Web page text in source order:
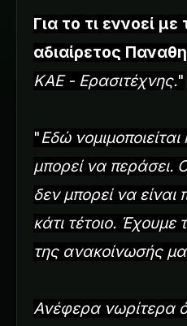
Για το τι εννοεί με
αδιαίρετος
ΚΑΕ - Ερασιτέχνης."
"Εδώ
μπορεί να περάσει.
δεν μπορεί να
κάτι τέτοιο. Έχουμε
της ανακοίνωσής
Ανέφερα νωρίτερα